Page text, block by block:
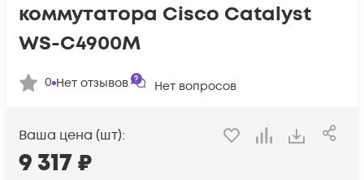
коммутатора Cisco Catalyst
WS-C4900M
0 Нет отзывов Нет вопросов
Ваша цена (шт):
9 317₽